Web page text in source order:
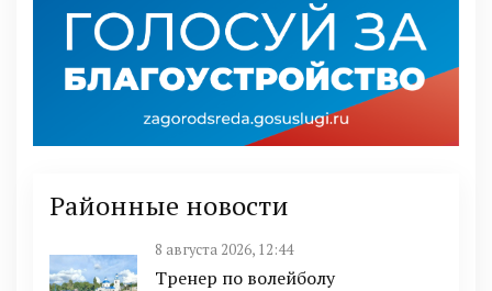
Районные новости
8 августа 2026, 12:44
Тренер по волейболу